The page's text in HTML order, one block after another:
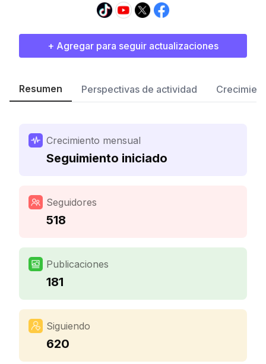
+ Agregar para seguir actualizaciones
Resumen Perspectivas de actividad
Crecimiento mensual
Seguimiento iniciado
Seguidores
518
Publicaciones
181
Siguiendo
620